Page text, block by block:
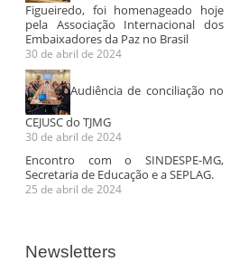
Figueiredo, foi homenageado hoje
pela Associação Internacional dos
Embaixadores da Paz no Brasil
30 de abril de 2024
Audiência de conciliação no
CEJUSC do TJMG
30 de abril de 2024
Encontro com o SINDESPE-MG,
Secretaria de Educação e a SEPLAG.
25 de abril de 2024
Newsletters